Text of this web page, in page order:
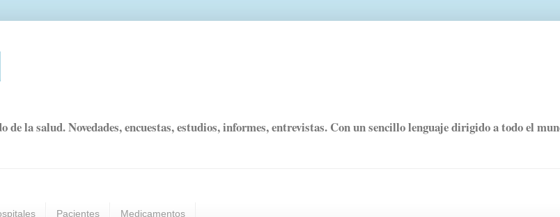
la salud. Novedades, encuestas, estudios, informes, entrevistas. Con un sencillo lenguaje dirigido a todo el
Pacientes Medicamentos